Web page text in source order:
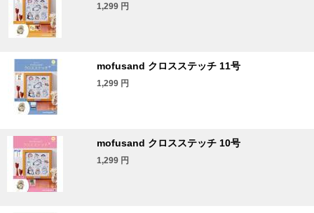
1,299 円
mofusand クロスステッチ 11号
1,299 円
mofusand クロスステッチ 10号
1,299 円